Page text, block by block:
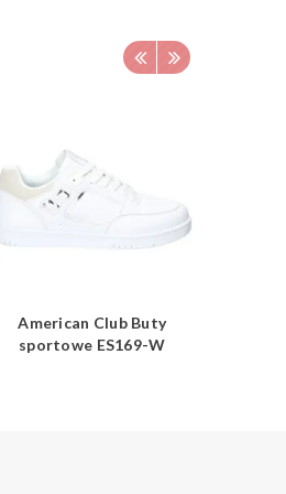
American Club Buty
sportowe ES169-W